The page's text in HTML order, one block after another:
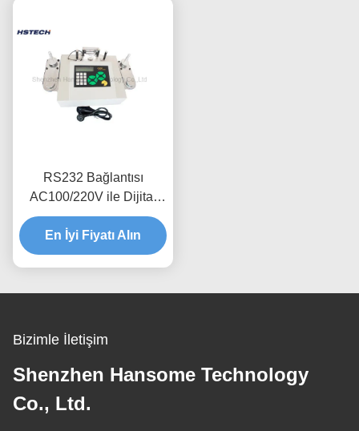
RS232 Bağlantısı
AC100/220V ile Dijital
LED Ekran SMD Bileşen
Sayıcısı
En İyi Fiyatı Alın
Bizimle İletişim
Shenzhen Hansome Technology
Co., Ltd.